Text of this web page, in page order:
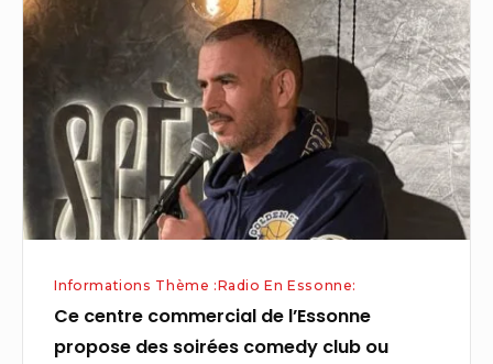
commercial
de
l’Essonne
propose
soirées
comedy
club
concert
Informations Thème :Radio En Essonne:
Ce centre commercial de l’Essonne
propose des soirées comedy club ou